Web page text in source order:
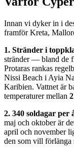
Innan vi dyker in i
framför Kreta,
1. Stränder i
stränder — bland de
Protaras rankas
Nissi Beach i Ayia
Karibien. Vattnet är
temperaturer mellan
2. 340 soldagar per
maj och oktober är
april och november
den som vill förlänga